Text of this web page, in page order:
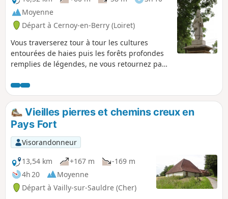
Moyenne
Départ à Cernoy-en-Berry (Loiret)
Vous traverserez tour à tour les cultures
entourées de haies puis les forêts profondes
remplies de légendes, ne vous retournez pas,
terminerez en passant devant la Fontaine
Saint-Loup. N'oubliez pas d'y "tremper votre
chemise et l'a peur s'en ira".
Vieilles pierres et chemins creux en
Pays Fort
Visorandonneur
13,54 km
+167 m
-169 m
4h 20
Moyenne
Départ à Vailly-sur-Sauldre (Cher)